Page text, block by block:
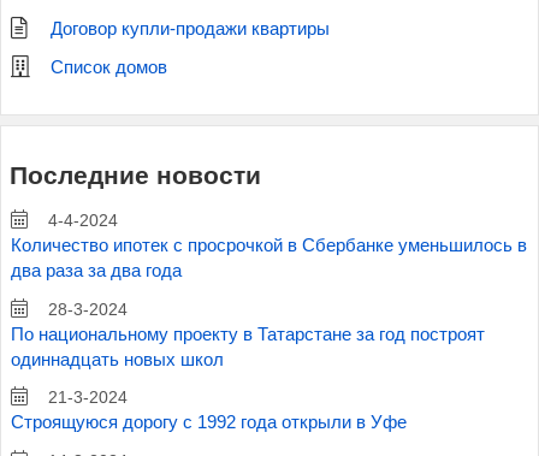
Договор купли-продажи квартиры
Список домов
Последние новости
4-4-2024
Количество ипотек с просрочкой в Сбербанке уменьшилось в
два раза за два года
28-3-2024
По национальному проекту в Татарстане за год построят
одиннадцать новых школ
21-3-2024
Строящуюся дорогу с 1992 года открыли в Уфе